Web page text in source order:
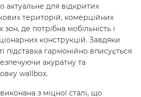
актуальне для відкритих
територій, комерційних
де потрібна мобільність і
конструкцій. Завдяки
підставка гармонійно вписується
акуратну та
wallbox.
з міцної сталі, що